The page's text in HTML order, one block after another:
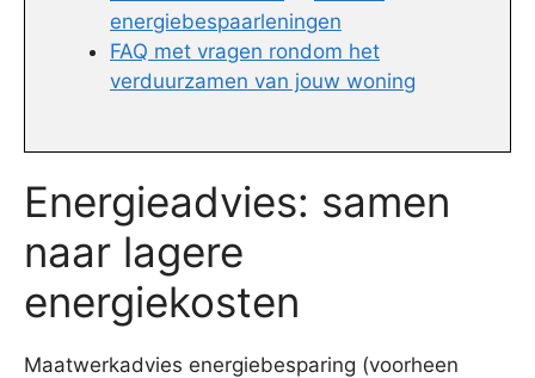
energiebespaarleningen
FAQ met vragen rondom het
verduurzamen van jouw woning
Energieadvies: samen
naar lagere
energiekosten
Maatwerkadvies energiebesparing (voorheen